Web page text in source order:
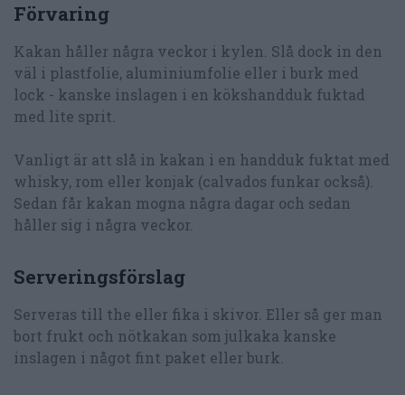
Förvaring
Kakan håller några veckor i kylen. Slå dock in den
väl i plastfolie, aluminiumfolie eller i burk med
lock - kanske inslagen i en kökshandduk fuktad
med lite sprit.
Vanligt är att slå in kakan i en handduk fuktat med
whisky, rom eller konjak (calvados funkar också).
Sedan får kakan mogna några dagar och sedan
håller sig i några veckor.
Serveringsförslag
Serveras till the eller fika i skivor. Eller så ger man
bort frukt och nötkakan som julkaka kanske
inslagen i något fint paket eller burk.